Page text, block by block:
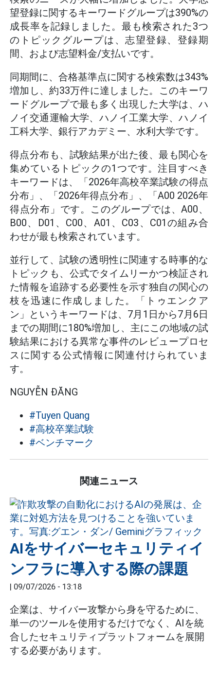
望登録に関するキーワードグループは390%の
成長率を記録しました。最も検索された3つ
のトピックグループは、志望登録、登録期
間、および志望料金/支払いです。
同期間に、合格基準点に関する検索数は343%
増加し、約33万件に達しました。このキーワ
ードグループで最も多く出現した大学は、ハ
ノイ交通運輸大学、ハノイ工業大学、ハノイ
工科大学、銀行アカデミー、水利大学です。
得点分布も、試験結果が出た後、最も関心を
集めているトピックの1つです。注目すべき
キーワードは、「2026年高校卒業試験の得点
分布」、「2026年得点分布」、「A00 2026年
得点分布」です。このグループでは、A00、
B00、D01、C00、A01、C03、C01の組み合
わせが最も検索されています。
並行して、試験の透明性に関連する時事的な
トピックも、公式でタイムリーかつ検証され
た情報を追跡する必要性を示す独自の関心の
枝を迅速に作成しました。「トゥエンクア
ン」というキーワードは、7月1日から7月6日
までの期間に180%増加し、主にこの地域の試
験結果における異常な事件のレビュープロセ
スに関する公式情報に関連付けられていま
す。
NGUYỄN ĐĂNG
#Tuyen Quang
#高校卒業試験
#ベンチマーク
関連ニュース
AIをサイバーセキュリティイ
ンフラに導入する際の課題
| 09/07/2026 - 13:18
企業は、サイバー攻撃から身を守るために、
単一のツールを使用するだけでなく、AIを統
合したセキュリティプラットフォームを展開
する必要があります。